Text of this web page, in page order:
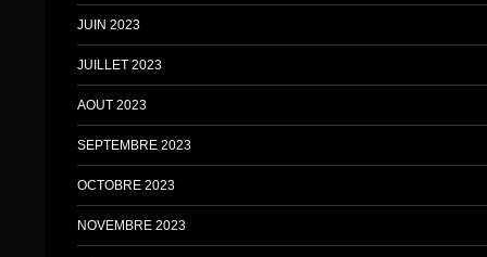
JUIN 2023
JUILLET 2023
AOUT 2023
SEPTEMBRE 2023
OCTOBRE 2023
NOVEMBRE 2023